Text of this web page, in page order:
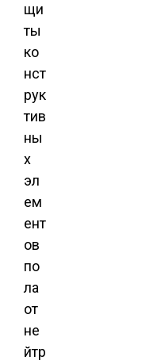
щи
ты
ко
нст
рук
тив
ны
х
эл
ем
ент
ов
по
ла
от
не
йтр